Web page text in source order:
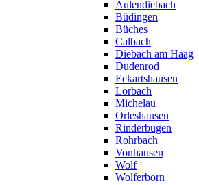
Aulendiebach
Büdingen
Büches
Calbach
Diebach am Haag
Dudenrod
Eckartshausen
Lorbach
Michelau
Orleshausen
Rinderbügen
Rohrbach
Vonhausen
Wolf
Wolferborn